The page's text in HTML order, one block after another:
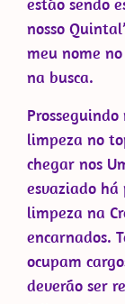
estão sendo
nosso
meu nome
na busca.
limpeza no
chegar nos
esvaziado há
limpeza na
encarnados.
ocupam
deverão ser